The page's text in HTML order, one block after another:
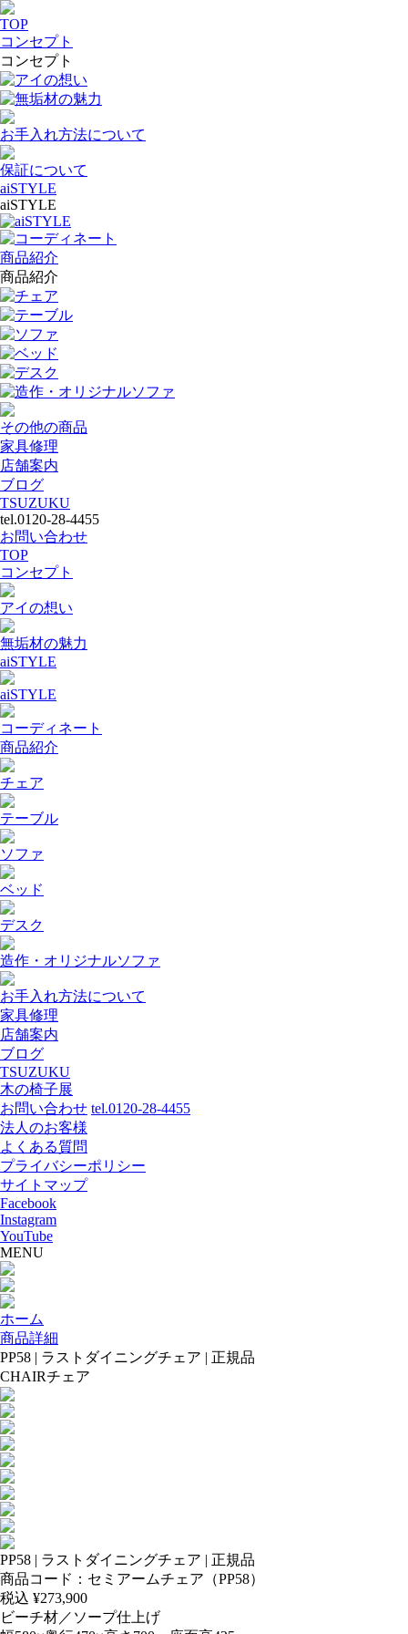
TOP
コンセプト
コンセプト
アイの想い
無垢材の魅力
お手入れ方法について
保証について
aiSTYLE
aiSTYLE
aiSTYLE
コーディネート
商品紹介
商品紹介
チェア
テーブル
ソファ
ベッド
デスク
造作・オリジナルソファ
その他の商品
家具修理
店舗案内
ブログ
TSUZUKU
tel.0120-28-4455
お問い合わせ
TOP
コンセプト
アイの想い
無垢材の魅力
aiSTYLE
aiSTYLE
コーディネート
商品紹介
チェア
テーブル
ソファ
ベッド
デスク
造作・オリジナルソファ
お手入れ方法について
家具修理
店舗案内
ブログ
TSUZUKU
木の椅子展
お問い合わせ tel.0120-28-4455
法人のお客様
よくある質問
プライバシーポリシー
サイトマップ
Facebook
Instagram
YouTube
MENU
ホーム
商品詳細
PP58 | ラストダイニングチェア | 正規品
CHAIRチェア
PP58 | ラストダイニングチェア | 正規品
商品コード：セミアームチェア（PP58）
税込 ¥273,900
ビーチ材／ソープ仕上げ